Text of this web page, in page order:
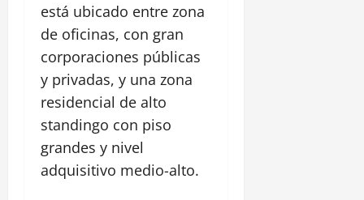
está ubicado entre zona
de oficinas, con gran
corporaciones públicas
y privadas, y una zona
residencial de alto
standingo con piso
grandes y nivel
adquisitivo medio-alto.